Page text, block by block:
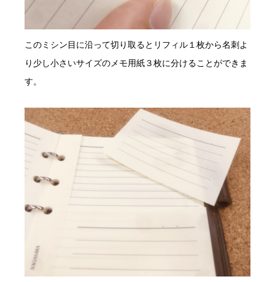
このミシン目に沿って切り取るとリフィル１枚から名刺よ
り少し小さいサイズのメモ用紙３枚に分けることができま
す。